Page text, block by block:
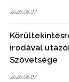
2026.08.07
irodával
Szövetsége
2026.08.07